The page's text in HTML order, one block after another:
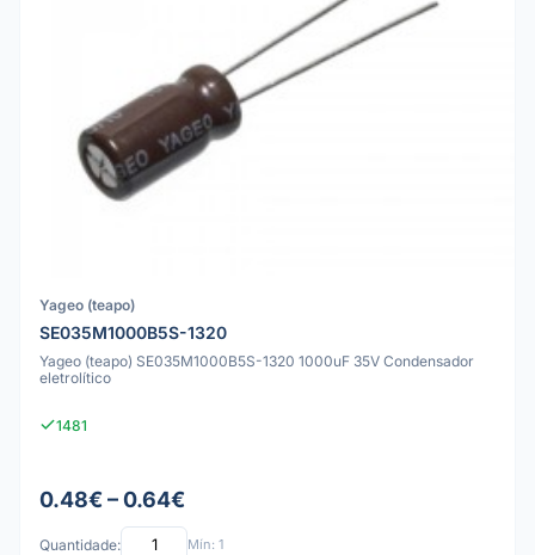
Yageo (teapo)
SE035M1000B5S-1320
Yageo (teapo) SE035M1000B5S-1320 1000uF 35V Condensador
eletrolítico
1481
0.48€ – 0.64€
Quantidade: Mín: 1